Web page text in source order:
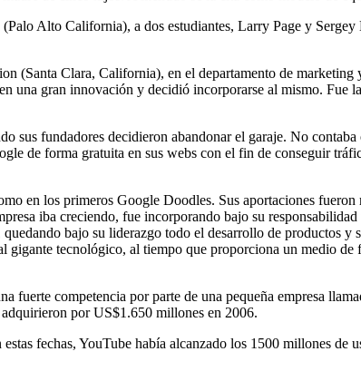
Alto California), a dos estudiantes, Larry Page y
(Santa Clara, California), en el departamento de
una gran innovación y decidió incorporarse al mismo. Fue
sus fundadores decidieron abandonar el garaje. No
de forma gratuita en sus webs con el fin de conseguir
en los primeros Google Doodles. Sus aportaciones
iba creciendo, fue incorporando bajo su
bajo su liderazgo todo el desarrollo de productos y
gigante tecnológico, al tiempo que proporciona un medio
competencia por parte de una pequeña empresa
por US$1.650 millones en 2006.
fechas, YouTube había alcanzado los 1500 millones de